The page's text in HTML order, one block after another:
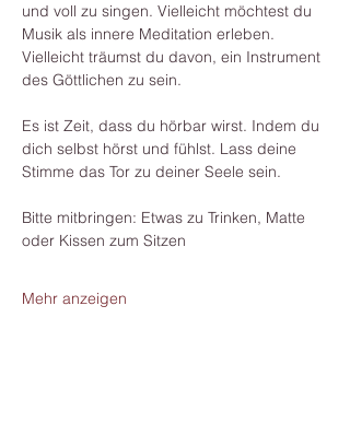
und voll zu singen. Vielleicht möchtest du
Musik als innere Meditation erleben.
Vielleicht träumst du davon, ein Instrument
des Göttlichen zu sein.
Es ist Zeit, dass du hörbar wirst. Indem du
dich selbst hörst und fühlst. Lass deine
Stimme das Tor zu deiner Seele sein.
Bitte mitbringen: Etwas zu Trinken, Matte
oder Kissen zum Sitzen
Mehr anzeigen